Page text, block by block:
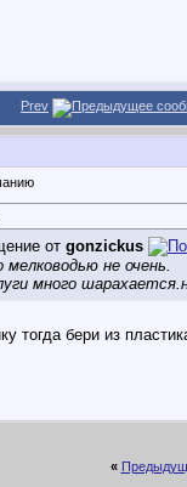
Prev
от gonzickus
мелководью не очень.
много
тогда бери из
«